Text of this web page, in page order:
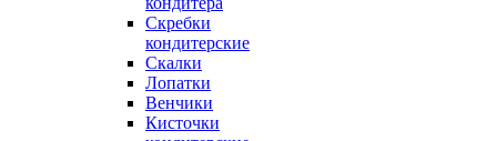
Скребки
кондитерские
Скалки
Лопатки
Венчики
Кисточки